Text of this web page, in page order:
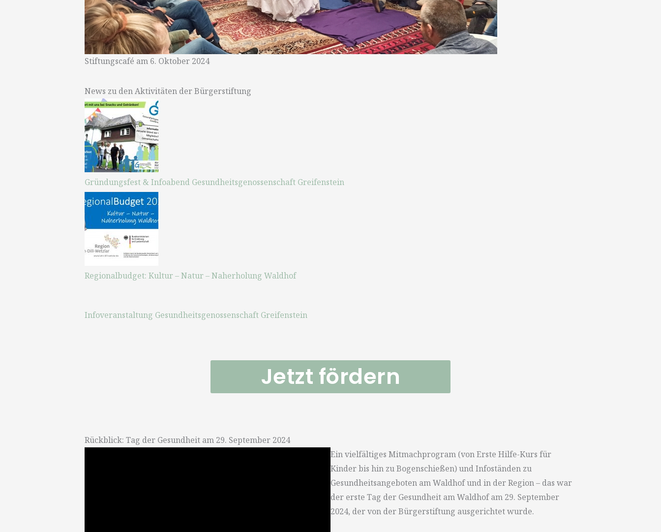
Stiftungscafé am 6. Oktober 2024
News zu den Aktivitäten der Bürgerstiftung
Gründungsfest & Infoabend Gesundheitsgenossenschaft Greifenstein
Regionalbudget: Kultur – Natur – Naherholung Waldhof
Infoveranstaltung Gesundheitsgenossenschaft Greifenstein
Jetzt fördern
Rückblick: Tag der Gesundheit am 29. September 2024
Ein vielfältiges Mitmachprogram (von Erste Hilfe-Kurs für
Kinder bis hin zu Bogenschießen) und Infoständen zu
Gesundheitsangeboten am Waldhof und in der Region – das war
der erste Tag der Gesundheit am Waldhof am 29. September
2024, der von der Bürgerstiftung ausgerichtet wurde.